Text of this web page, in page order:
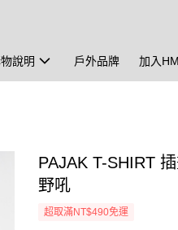
說明 戶外品牌 加入
PAJAK T-SHIRT
野吼
超取滿NT$490免運